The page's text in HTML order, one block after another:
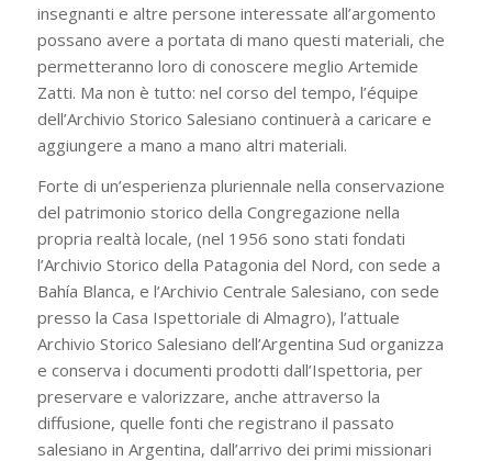
insegnanti e altre persone interessate all’argomento
possano avere a portata di mano questi materiali, che
permetteranno loro di conoscere meglio Artemide
Zatti. Ma non è tutto: nel corso del tempo, l’équipe
dell’Archivio Storico Salesiano continuerà a caricare e
aggiungere a mano a mano altri materiali.
Forte di un’esperienza pluriennale nella conservazione
del patrimonio storico della Congregazione nella
propria realtà locale, (nel 1956 sono stati fondati
l’Archivio Storico della Patagonia del Nord, con sede a
Bahía Blanca, e l’Archivio Centrale Salesiano, con sede
presso la Casa Ispettoriale di Almagro), l’attuale
Archivio Storico Salesiano dell’Argentina Sud organizza
e conserva i documenti prodotti dall’Ispettoria, per
preservare e valorizzare, anche attraverso la
diffusione, quelle fonti che registrano il passato
salesiano in Argentina, dall’arrivo dei primi missionari